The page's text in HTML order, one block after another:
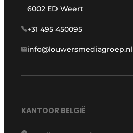
6002 ED Weert
+31 495 450095
info@louwersmediagroep.nl
KANTOOR BELGIË